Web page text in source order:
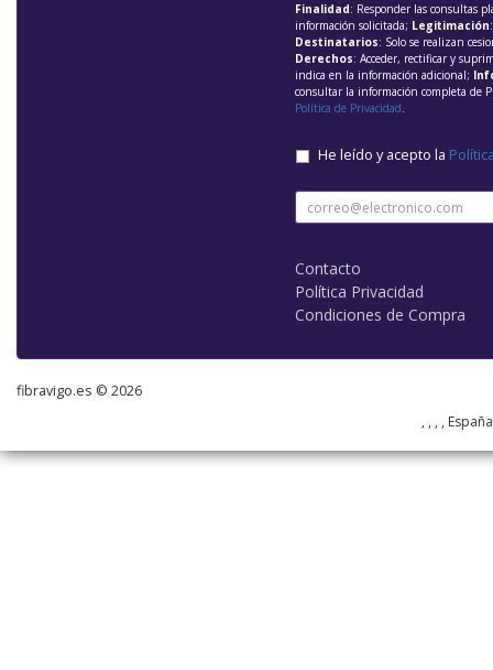
Finalidad: Responder las consultas
información solicitada; Legitimación
Destinatarios: Solo se realizan
Derechos: Acceder, rectificar y
indica en la información adicional;
consultar la información completa de
Política de Privacidad.
He leído y acepto la
Contacto
Política Privacidad
Condiciones de Compra
fibravigo.es © 2026
, , , ,